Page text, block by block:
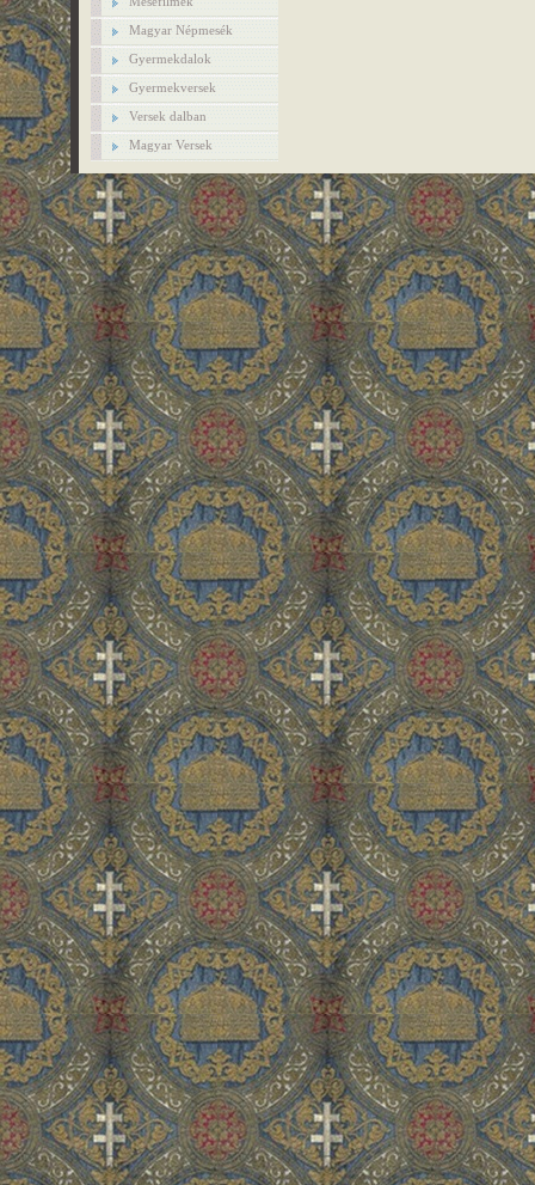
Magyar Népmesék
Gyermekdalok
Gyermekversek
Versek dalban
Magyar Versek